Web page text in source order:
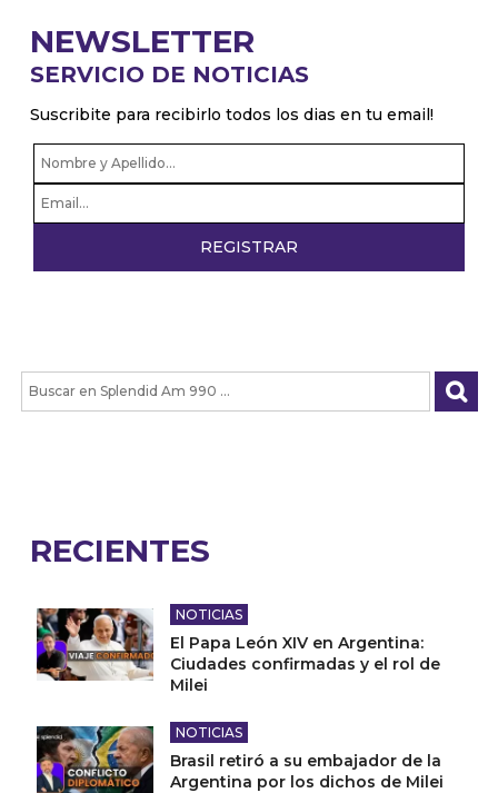
NEWSLETTER
SERVICIO DE NOTICIAS
Suscribite para recibirlo todos los dias en tu email!
RECIENTES
NOTICIAS
El Papa León XIV en Argentina:
Ciudades confirmadas y el rol de
Milei
NOTICIAS
Brasil retiró a su embajador de la
Argentina por los dichos de Milei